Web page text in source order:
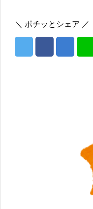
＼ ポチッとシェア ／